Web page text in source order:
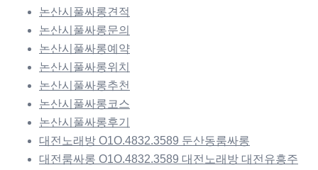
논산시풀싸롱견적
논산시풀싸롱문의
논산시풀싸롱예약
논산시풀싸롱위치
논산시풀싸롱추천
논산시풀싸롱코스
논산시풀싸롱후기
대전노래방 O1O.4832.3589 둔산동룸싸롱
대전룸싸롱 O1O.4832.3589 대전노래방 대전유흥주